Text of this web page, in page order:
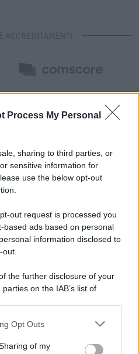
Process My Personal
sharing to third parties, or
sensitive information for
use the below opt-out
out request is processed you
based ads based on personal
information disclosed to
the further disclosure of your
on the IAB’s list of
disclosed by us to third parties
Opt Outs
of my
ACCREDITAMENTI
04827280654 - Testata
Inferiore N. 8/2020 - RG N.
– ISCRITTA ALL’ANSO
STAMPA ONLINE)
PRIVACY